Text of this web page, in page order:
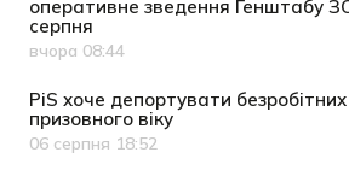
оперативне зведення Генштабу
серпня
Дата публікації
вчора 08:44
PiS хоче депортувати безробітних
призовного віку
Дата публікації
06 серпня 18:52